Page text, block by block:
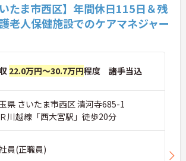
いたま市西区】年間休日115日＆残
老人保健施設でのケアマネジャー
22.0万円～30.7万円程度 諸手当込
県 さいたま市西区 清河寺685-1
川越線「西大宮駅」徒歩20分
員(正職員)